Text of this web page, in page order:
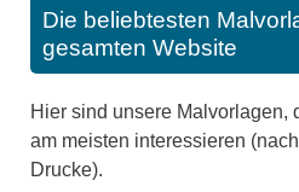
Die beliebtesten
gesamten Website
Hier sind unsere Malvorlagen,
am meisten interessieren
Drucke).